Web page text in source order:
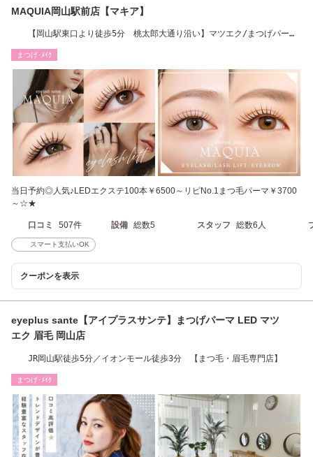
MAQUIA岡山駅前店【マキア】
【岡山駅東口より徒歩5分 桃太郎大通り沿い】マツエク/まつげパー
まつげ･ﾒｲｸ
当日予約◎人気♪LEDエクステ100本￥6500～リピNo.1まつ毛パーマ￥3700
～☆★
口コミ 507件 設備 総数5 スタッフ 総数6人
スマート支払いOK
クーポンを表示
eyeplus sante【アイプラスサンテ】まつげパーマ LED マツ
エク 眉毛 岡山店
JR岡山駅徒歩5分／イオンモール徒歩3分 【まつ毛・眉毛専門店】
まつげ･ﾒｲｸ